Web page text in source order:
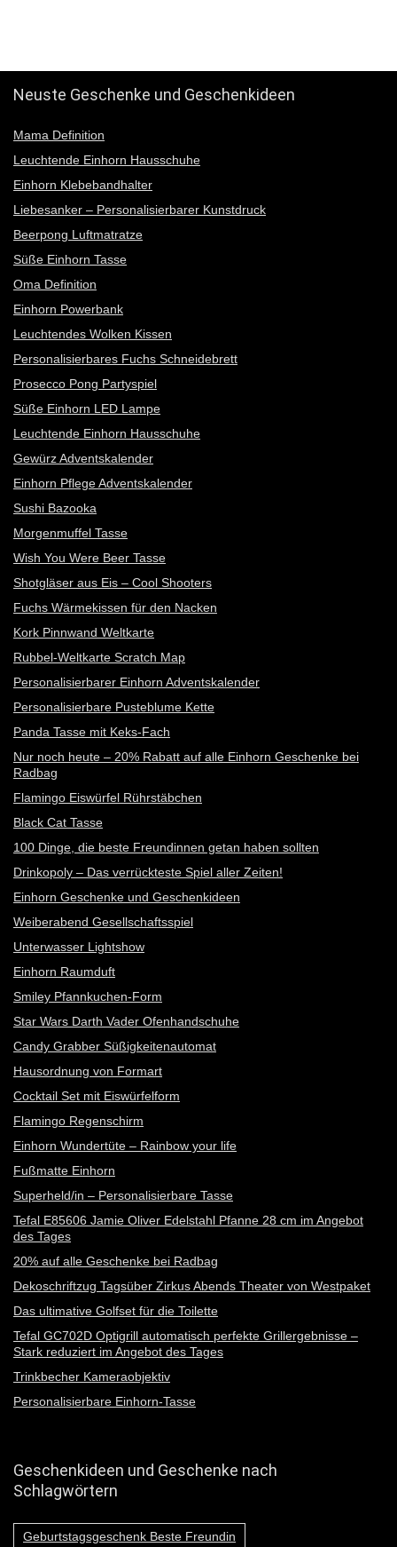
Neuste Geschenke und Geschenkideen
Mama Definition
Leuchtende Einhorn Hausschuhe
Einhorn Klebebandhalter
Liebesanker – Personalisierbarer Kunstdruck
Beerpong Luftmatratze
Süße Einhorn Tasse
Oma Definition
Einhorn Powerbank
Leuchtendes Wolken Kissen
Personalisierbares Fuchs Schneidebrett
Prosecco Pong Partyspiel
Süße Einhorn LED Lampe
Leuchtende Einhorn Hausschuhe
Gewürz Adventskalender
Einhorn Pflege Adventskalender
Sushi Bazooka
Morgenmuffel Tasse
Wish You Were Beer Tasse
Shotgläser aus Eis – Cool Shooters
Fuchs Wärmekissen für den Nacken
Kork Pinnwand Weltkarte
Rubbel-Weltkarte Scratch Map
Personalisierbarer Einhorn Adventskalender
Personalisierbare Pusteblume Kette
Panda Tasse mit Keks-Fach
Nur noch heute – 20% Rabatt auf alle Einhorn Geschenke bei
Radbag
Flamingo Eiswürfel Rührstäbchen
Black Cat Tasse
100 Dinge, die beste Freundinnen getan haben sollten
Drinkopoly – Das verrückteste Spiel aller Zeiten!
Einhorn Geschenke und Geschenkideen
Weiberabend Gesellschaftsspiel
Unterwasser Lightshow
Einhorn Raumduft
Smiley Pfannkuchen-Form
Star Wars Darth Vader Ofenhandschuhe
Candy Grabber Süßigkeitenautomat
Hausordnung von Formart
Cocktail Set mit Eiswürfelform
Flamingo Regenschirm
Einhorn Wundertüte – Rainbow your life
Fußmatte Einhorn
Superheld/in – Personalisierbare Tasse
Tefal E85606 Jamie Oliver Edelstahl Pfanne 28 cm im Angebot
des Tages
20% auf alle Geschenke bei Radbag
Dekoschriftzug Tagsüber Zirkus Abends Theater von Westpaket
Das ultimative Golfset für die Toilette
Tefal GC702D Optigrill automatisch perfekte Grillergebnisse –
Stark reduziert im Angebot des Tages
Trinkbecher Kameraobjektiv
Personalisierbare Einhorn-Tasse
Geschenkideen und Geschenke nach
Schlagwörtern
Geburtstagsgeschenk Beste Freundin